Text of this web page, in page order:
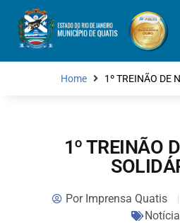
Home 1º TREINÃO DE
1º TREINÃO
PorImprensa Quatis